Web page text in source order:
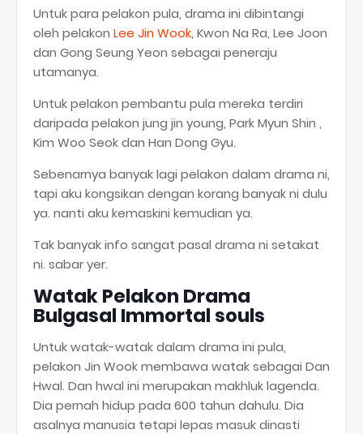
Untuk para pelakon pula, drama ini dibintangi
oleh pelakon Lee Jin Wook, Kwon Na Ra, Lee Joon
dan Gong Seung Yeon sebagai peneraju
utamanya.
Untuk pelakon pembantu pula mereka terdiri
daripada pelakon jung jin young, Park Myun Shin ,
Kim Woo Seok dan Han Dong Gyu.
Sebenarnya banyak lagi pelakon dalam drama ni,
tapi aku kongsikan dengan korang banyak ni dulu
ya. nanti aku kemaskini kemudian ya.
Tak banyak info sangat pasal drama ni setakat
ni. sabar yer.
Watak Pelakon Drama
Bulgasal Immortal souls
Untuk watak-watak dalam drama ini pula,
pelakon Jin Wook membawa watak sebagai Dan
Hwal. Dan hwal ini merupakan makhluk lagenda.
Dia pernah hidup pada 600 tahun dahulu. Dia
asalnya manusia tetapi lepas masuk dinasti